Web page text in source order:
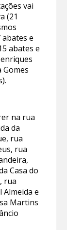
vai
(21
e
abates e
na rua
da
rua
rua
Casa do
rua
Almeida e
Martins